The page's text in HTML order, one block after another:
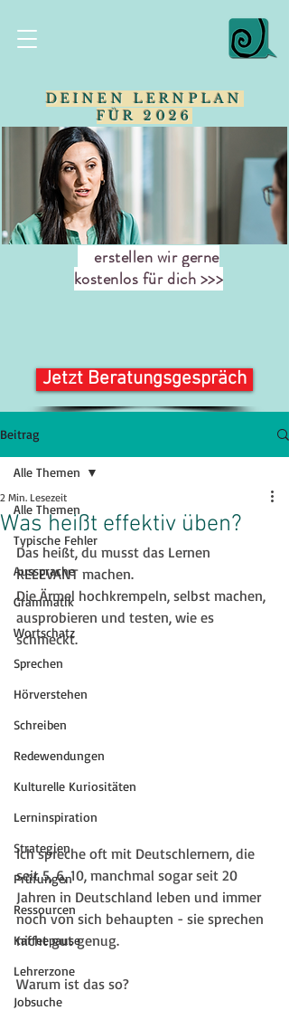
DEINEN LERNPLAN
FÜR 2026
erstellen wir gerne
kostenlos für dich >>>
Jetzt Beratungsgespräch
Beitrag
Alle Themen
Typische Fehler
Aussprache
Grammatik
Wortschatz
Sprechen
Hörverstehen
Schreiben
Redewendungen
Kulturelle Kuriositäten
Lerninspiration
Strategien
Prüfungen
Ressourcen
Kaffeepause
Lehrerzone
Jobsuche
Alle Themen
Was heißt effektiv üben?
2 Min. Lesezeit
Das heißt, du musst das Lernen
RELEVANT machen.
Die Ärmel hochkrempeln, selbst machen,
ausprobieren und testen, wie es
schmeckt.
Ich spreche oft mit Deutschlernern, die
seit 5, 6, 10, manchmal sogar seit 20
Jahren in Deutschland leben und immer
noch von sich behaupten - sie sprechen
nicht gut genug.
Warum ist das so?